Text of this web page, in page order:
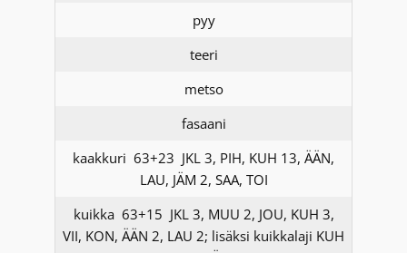
pyy
teeri
metso
fasaani
kaakkuri 63+23 JKL 3, PIH, KUH 13, ÄÄN,
LAU, JÄM 2, SAA, TOI
kuikka 63+15 JKL 3, MUU 2, JOU, KUH 3,
VII, KON, ÄÄN 2, LAU 2; lisäksi kuikkalaji KUH